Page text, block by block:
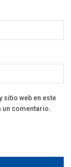
web en este
un comentario.